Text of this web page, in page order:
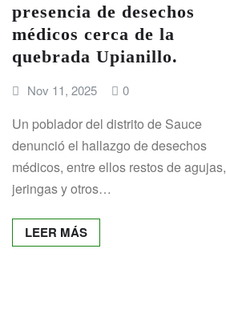
presencia de desechos
médicos cerca de la
quebrada Upianillo.
Nov 11, 2025 0
Un poblador del distrito de Sauce
denunció el hallazgo de desechos
médicos, entre ellos restos de agujas,
jeringas y otros…
LEER MÁS